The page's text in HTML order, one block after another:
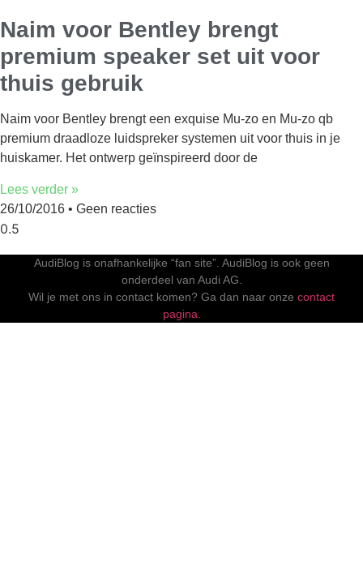
Naim voor Bentley brengt
premium speaker set uit voor
thuis gebruik
Naim voor Bentley brengt een exquise Mu-zo en Mu-zo qb
premium draadloze luidspreker systemen uit voor thuis in je
huiskamer. Het ontwerp geïnspireerd door de
Lees verder »
26/10/2016
Geen reacties
AudiBlog is onafhankelijke “fan site”. AudiBlog is ook geen
onderdeel van Audi AG.
Wil je met ons in contact komen? Ga dan naar onze contact
pagina.